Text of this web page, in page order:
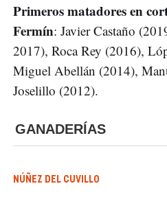
Primeros matadores en
Fermín: Javier Castaño
2017), Roca Rey (2016),
Miguel Abellán (2014),
Joselillo (2012).
GANADERÍAS
NÚÑEZ DEL CUVILLO